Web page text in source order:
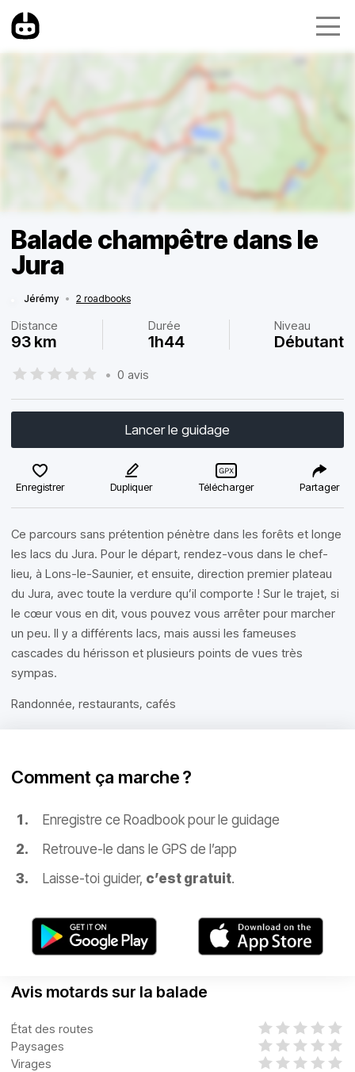
Balade champêtre dans le
Jura
Jérémy • 2 roadbooks
Distance
93 km
Durée
1h44
Niveau
Débutant
• 0 avis
Lancer le guidage
Enregistrer Dupliquer Télécharger Partager
Ce parcours sans prétention pénètre dans les forêts et longe
les lacs du Jura. Pour le départ, rendez-vous dans le chef-
lieu, à Lons-le-Saunier, et ensuite, direction premier plateau
du Jura, avec toute la verdure qu’il comporte ! Sur le trajet, si
le cœur vous en dit, vous pouvez vous arrêter pour marcher
un peu. Il y a différents lacs, mais aussi les fameuses
cascades du hérisson et plusieurs points de vues très
sympas.
Randonnée, restaurants, cafés
Comment ça marche ?
Enregistre ce Roadbook pour le guidage
Retrouve-le dans le GPS de l’app
Laisse-toi guider, c’est gratuit.
Avis motards sur la balade
État des routes
Paysages
Virages